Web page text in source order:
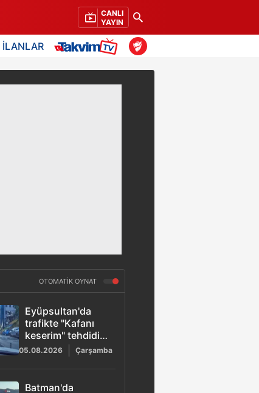
CANLI
YAYIN
İLANLAR
OTOMATİK OYNAT
Eyüpsultan'da
trafikte "Kafanı
keserim" tehdidi!
Korna çalan
sürücünün önünü
kesti
05.08.2026 Çarşamba
Batman'da